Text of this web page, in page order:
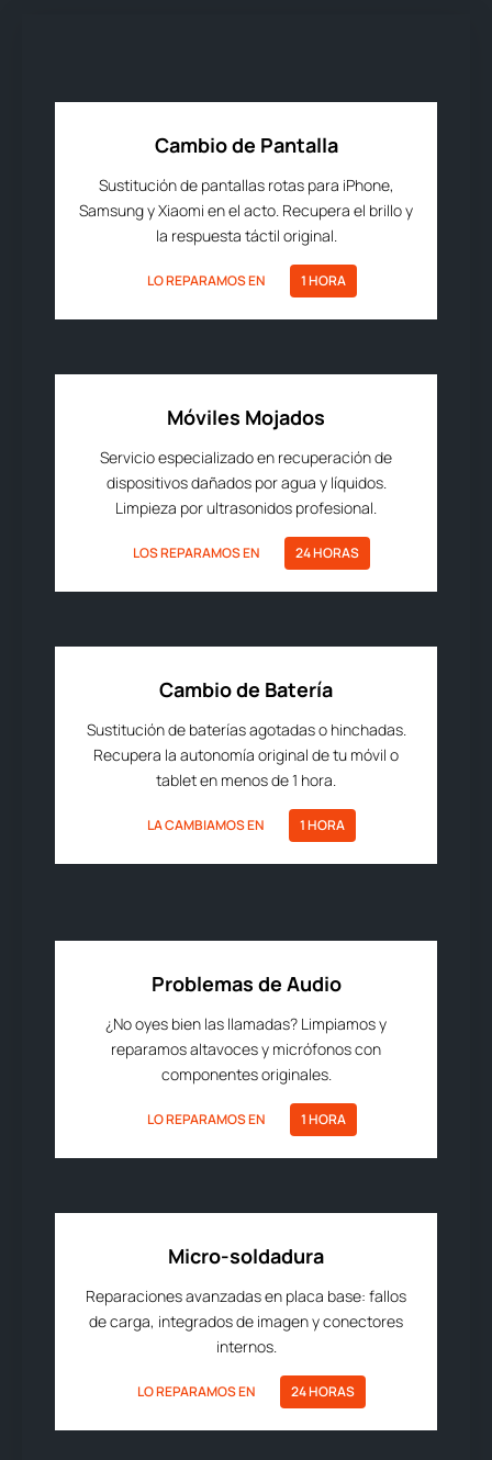
Cambio de Pantalla
Sustitución de pantallas rotas para iPhone,
Samsung y Xiaomi en el acto. Recupera el brillo y
la respuesta táctil original.
LO REPARAMOS EN 1 HORA
Móviles Mojados
Servicio especializado en recuperación de
dispositivos dañados por agua y líquidos.
Limpieza por ultrasonidos profesional.
LOS REPARAMOS EN 24 HORAS
Cambio de Batería
Sustitución de baterías agotadas o hinchadas.
Recupera la autonomía original de tu móvil o
tablet en menos de 1 hora.
LA CAMBIAMOS EN 1 HORA
Problemas de Audio
¿No oyes bien las llamadas? Limpiamos y
reparamos altavoces y micrófonos con
componentes originales.
LO REPARAMOS EN 1 HORA
Micro-soldadura
Reparaciones avanzadas en placa base: fallos
de carga, integrados de imagen y conectores
internos.
LO REPARAMOS EN 24 HORAS